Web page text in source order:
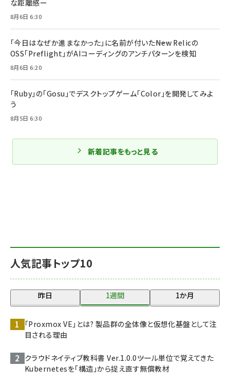
人気記事トップ10
昨日 1週間 1か月
「Proxmox VE」とは? 製品群の全体像と仮想化基盤として注
目される理由
クラウドネイティブ教科書 Ver.1.0.0――ツール単位で覚えてきた
Kubernetesを「構造」から捉え直す無償教材
な距離感ー
8月6日 6:30
「今日はなぜか進まなかった」に名前が付いた――New Relicの
OSS「Preflight」がAIコーディングのアンチパターンを検知
8月6日 6:20
「Ruby」の「Gosu」でデスクトップゲーム「Color」を開発してみよ
う
8月5日 6:30
新着記事をもっと見る